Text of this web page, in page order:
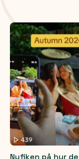
Nyfiken på hur